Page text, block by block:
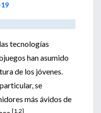
tecnologías
han asumido
de los jóvenes.
se
más ávidos de
[1,2]